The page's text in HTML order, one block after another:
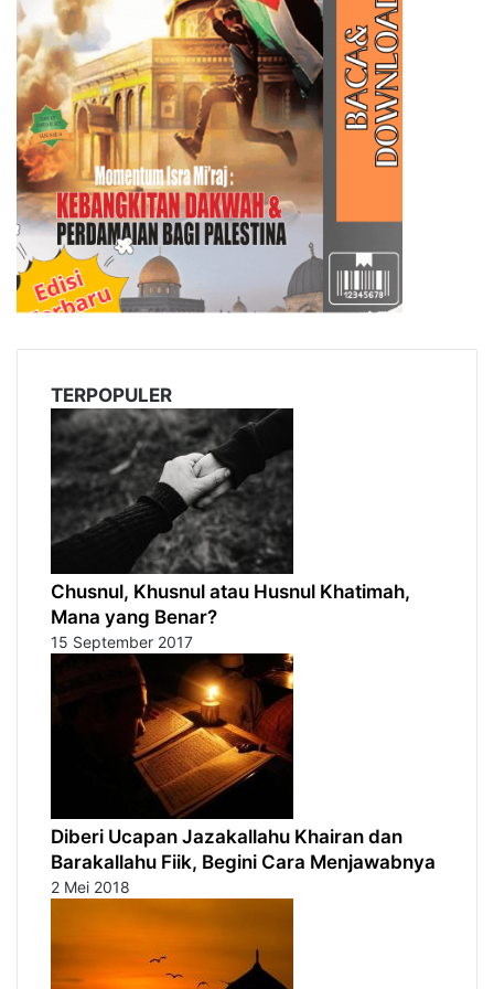
l
TERPOPULER
Chusnul, Khusnul atau Husnul Khatimah,
Mana yang Benar?
15 September 2017
Diberi Ucapan Jazakallahu Khairan dan
Barakallahu Fiik, Begini Cara Menjawabnya
2 Mei 2018